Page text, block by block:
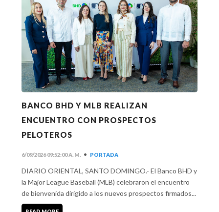
BANCO BHD Y MLB REALIZAN
ENCUENTRO CON PROSPECTOS
PELOTEROS
6/09/2026 09:52:00 A. M. • PORTADA
DIARIO ORIENTAL, SANTO DOMINGO.- El Banco BHD y
la Major League Baseball (MLB) celebraron el encuentro
de bienvenida dirigido a los nuevos prospectos firmados...